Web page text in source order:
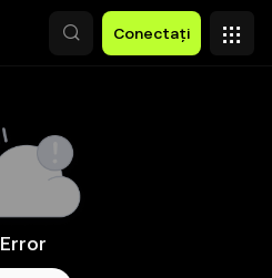
Conectați
Error